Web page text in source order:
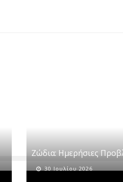
Ζώδια: Ημερήσιες
30 Ιουλίου 2026